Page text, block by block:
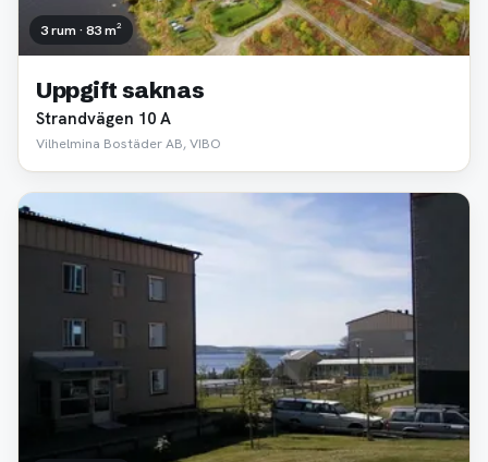
3 rum · 83 m²
Uppgift saknas
Strandvägen 10 A
Vilhelmina Bostäder AB, VIBO